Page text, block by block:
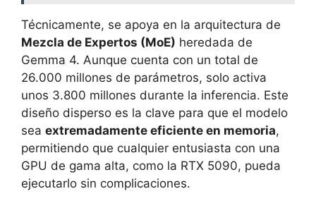
Técnicamente, se apoya en la arquitectura de
Mezcla de Expertos (MoE) heredada de
Gemma 4. Aunque cuenta con un total de
26.000 millones de parámetros, solo activa
unos 3.800 millones durante la inferencia. Este
diseño disperso es la clave para que el modelo
sea extremadamente eficiente en memoria,
permitiendo que cualquier entusiasta con una
GPU de gama alta, como la RTX 5090, pueda
ejecutarlo sin complicaciones.